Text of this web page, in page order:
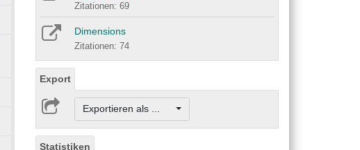
Zitationen: 69
Dimensions
Zitationen: 74
Export
Exportieren als ...
Statistiken